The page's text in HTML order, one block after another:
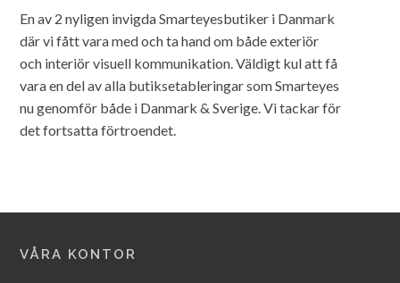
En av 2 nyligen invigda Smarteyesbutiker i Danmark
där vi fått vara med och ta hand om både exteriör
och interiör visuell kommunikation. Väldigt kul att få
vara en del av alla butiksetableringar som Smarteyes
nu genomför både i Danmark & Sverige. Vi tackar för
det fortsatta förtroendet.
VÅRA KONTOR